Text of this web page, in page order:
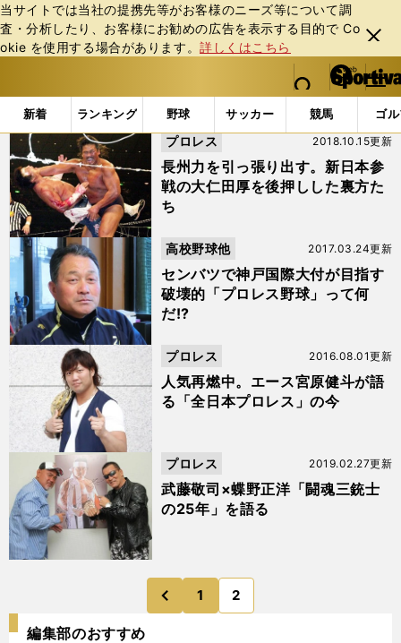
当サイトでは当社の提携先等がお客様のニーズ等について調
査・分析したり、お客様にお勧めの広告を表⽰する⽬的で Co
okie を使⽤する場合があります。詳しくはこちら
閉じ
る
web Sportiva (webスポルティーバ)
検索
マイペ
ー
ジ
メニュ
新着 ランキング 野球 サッカー 競馬 ゴ
b
ス
ポ
ル
テ
ィ
ー
バ
「#武藤敬司」の最新ニュース・ 情報 (2ページ目)
長州力を引っ張り出す。新日本参
戦の大仁田厚を後押しした裏方た
ち
2018.10.15更新
プロレス
センバツで神戸国際大付が目指す
破壊的「プロレス野球」って何
だ!?
2017.03.24更新
高校野球他
人気再燃中。エース宮原健斗が語
る「全日本プロレス」の今
2016.08.01更新
プロレス
武藤敬司×蝶野正洋「闘魂三銃士
の25年」を語る
2019.02.27更新
プロレス
前
1 2
編集部のおすすめ